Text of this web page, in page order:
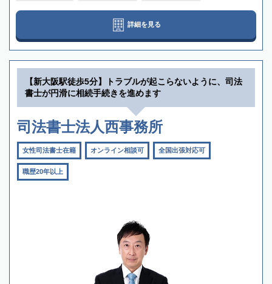
詳細を見る
【新大阪駅徒歩5分】トラブルが起こらないように、司法
書士が円滑に相続手続きを進めます
司法書士法人西事務所
女性司法書士在籍 オンライン相談可 全国出張対応可
職歴20年以上